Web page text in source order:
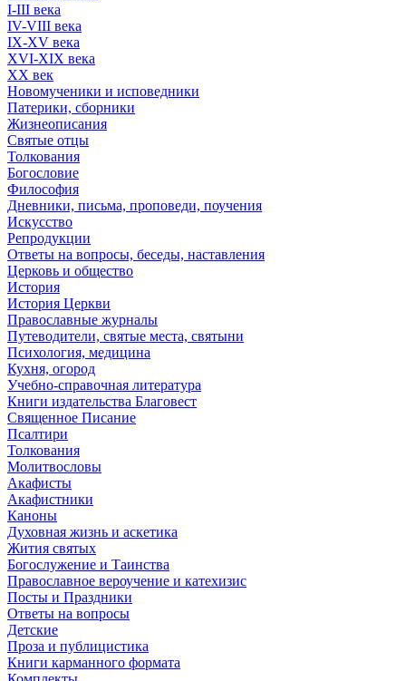
I-III века
IV-VIII века
IX-XV века
XVI-XIX века
XX век
Новомученики и исповедники
Патерики, сборники
Жизнеописания
Святые отцы
Толкования
Богословие
Философия
Дневники, письма, проповеди, поучения
Искусство
Репродукции
Ответы на вопросы, беседы, наставления
Церковь и общество
История
История Церкви
Православные журналы
Путеводители, святые места, святыни
Психология, медицина
Кухня, огород
Учебно-справочная литература
Книги издательства Благовест
Священное Писание
Псалтири
Толкования
Молитвословы
Акафисты
Акафистники
Каноны
Духовная жизнь и аскетика
Жития святых
Богослужение и Таинства
Православное вероучение и катехизис
Посты и Праздники
Ответы на вопросы
Детские
Проза и публицистика
Книги карманного формата